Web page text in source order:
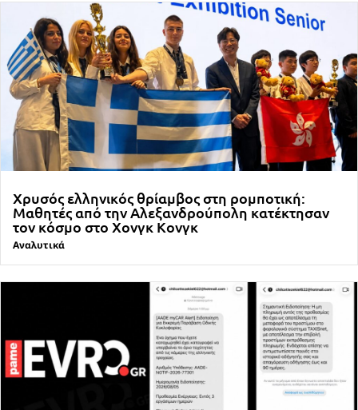
Χρυσός ελληνικός θρίαμβος στη ρομποτική:
Μαθητές από την Αλεξανδρούπολη κατέκτησαν
τον κόσμο στο Χονγκ Κονγκ
Αναλυτικά